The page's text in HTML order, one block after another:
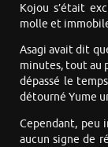
Kojou s’était
molle et
Asagi avait dit
minutes, tout au
dépassé le
détourné Yume
Cependant, peu
aucun signe de